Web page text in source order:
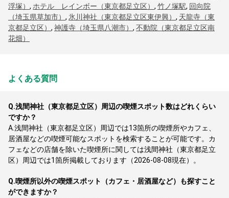
浮塚） , ホテル レインボー（東京都足立区） , 竹ノ塚駅, 回向院
（埼玉県草加市） , 氷川神社（東京都足立区東伊興） , 天龍寺（東
京都足立区） , 神護寺（埼玉県八潮市） , 不動院（東京都足立区南
花畑）
よくある質問
Q.浅間神社（東京都足立区）周辺の喫煙スポット数はどれくらい
ですか？
A.浅間神社（東京都足立区）周辺では13箇所の喫煙所やカフェ、
居酒屋などの喫煙可能なスポットを検索することが可能です。カ
フェなどの店舗を除いた喫煙所に関しては浅間神社（東京都足立
区）周辺では1箇所掲載しております（2026-08-08現在）。
Q.喫煙所以外の喫煙スポット（カフェ・居酒屋など）も探すこと
ができますか？